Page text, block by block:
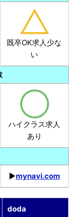
既卒OK求人少な
い
ハイクラス求人
あり
▶︎mynavi.com
doda